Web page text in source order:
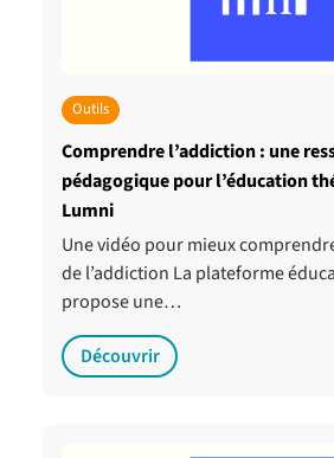
Outils
Comprendre l’addiction : une
pédagogique pour l’éducation
Lumni
Une vidéo pour mieux
de l’addiction La plateforme
propose une…
Découvrir